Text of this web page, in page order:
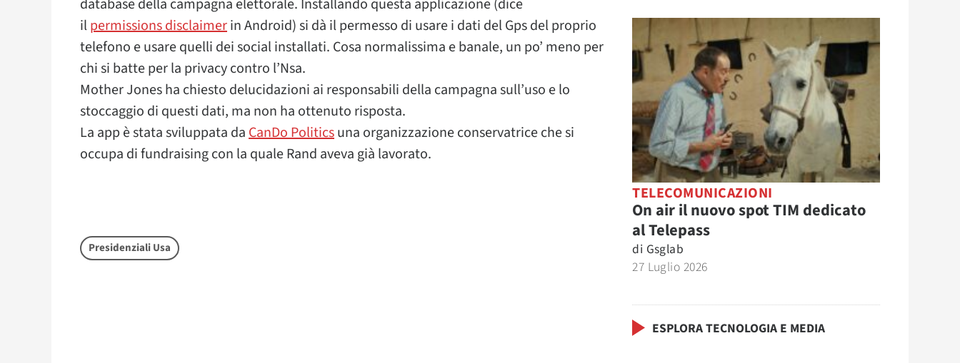
database della campagna elettorale. Installando questa applicazione (dice
ilpermissions disclaimerin Android) si dà il permesso di usare i dati del Gps del proprio
telefono e usare quelli dei social installati. Cosa normalissima e banale, un po’ meno per
chi si batte per la privacy contro l’Nsa.
Mother Jones ha chiesto delucidazioni ai responsabili della campagna sull’uso e lo
stoccaggio di questi dati, ma non ha ottenuto risposta.
La app è stata sviluppata daCanDo Politicsuna organizzazione conservatrice che si
occupa di fundraising con la quale Rand aveva già lavorato.
Presidenziali Usa
TELECOMUNICAZIONI
On air il nuovo spot TIM dedicato
al Telepass
di Gsglab
27 Luglio 2026
ESPLORA TECNOLOGIA E MEDIA